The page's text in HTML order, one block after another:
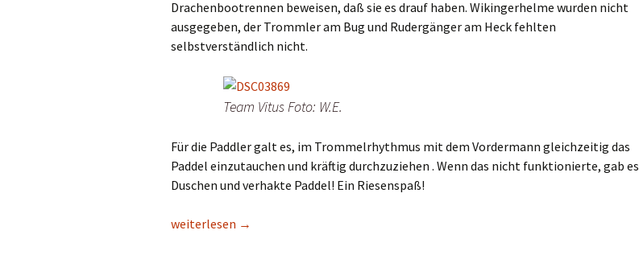
Drachenbootrennen beweisen, daß sie es drauf haben. Wikingerhelme wurden nicht
ausgegeben, der Trommler am Bug und Rudergänger am Heck fehlten
selbstverständlich nicht.
Team Vitus Foto: W.E.
Für die Paddler galt es, im Trommelrhythmus mit dem Vordermann gleichzeitig das
Paddel einzutauchen und kräftig durchzuziehen . Wenn das nicht funktionierte, gab es
Duschen und verhakte Paddel! Ein Riesenspaß!
Harmonie und Rhythmus bewiesen die Gastronomen beim Drachenbootrennen 2014
weiterlesen →